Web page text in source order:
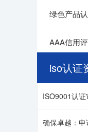
绿色产品
AAA信用
iso认证
ISO9001认
确保卓越：